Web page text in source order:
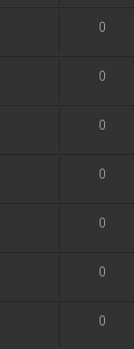
0
0
0
0
0
0
0